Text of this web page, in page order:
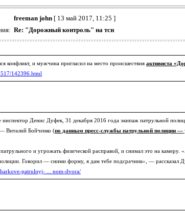
freeman john [ 13 май 2017, 11:25 ]
Re: "Дорожный контроль" на тсн
конфликт, и мужчина пригласил на место происшествия активиста
142396.html
инспектор Денис Дуфек, 31 декабря 2016 года экипаж патрульной
Виталий Бойченко (по данным пресс-службы патрульной полиции —
и угрожать физической расправой, и снимал это на
Говорил — сними форму, я дам тебе подсрачник», — рассказал
patrulnyj- ... nom-dvora/